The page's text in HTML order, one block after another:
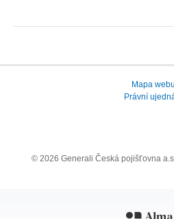
© 2026 Generali Česká pojišťovna
Mapa webu
Právní